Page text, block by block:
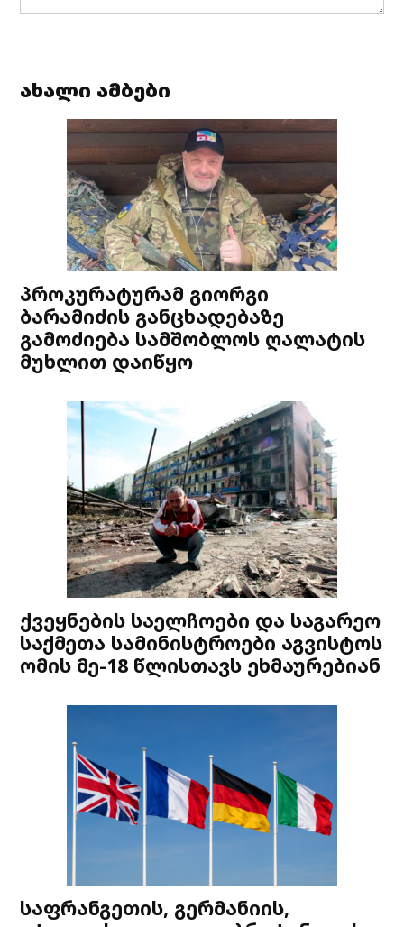
ახალი ამბები
პროკურატურამ გიორგი
ბარამიძის განცხადებაზე
გამოძიება სამშობლოს ღალატის
მუხლით დაიწყო
ქვეყნების საელჩოები და საგარეო
საქმეთა სამინისტროები აგვისტოს
ომის მე-18 წლისთავს ეხმაურებიან
საფრანგეთის, გერმანიის,